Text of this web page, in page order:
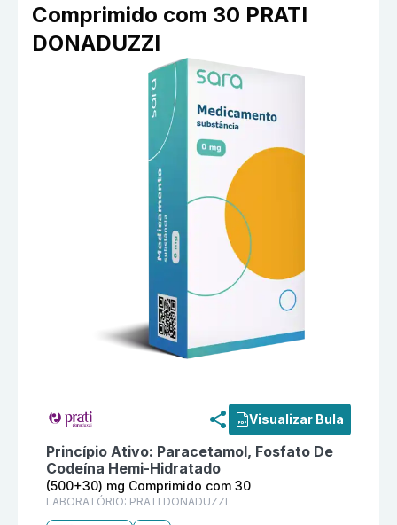
Comprimido com 30 PRATI
DONADUZZI
Visualizar Bula
Princípio Ativo: Paracetamol, Fosfato De
Codeína Hemi-Hidratado
(500+30) mg Comprimido com 30
LABORATÓRIO: PRATI DONADUZZI